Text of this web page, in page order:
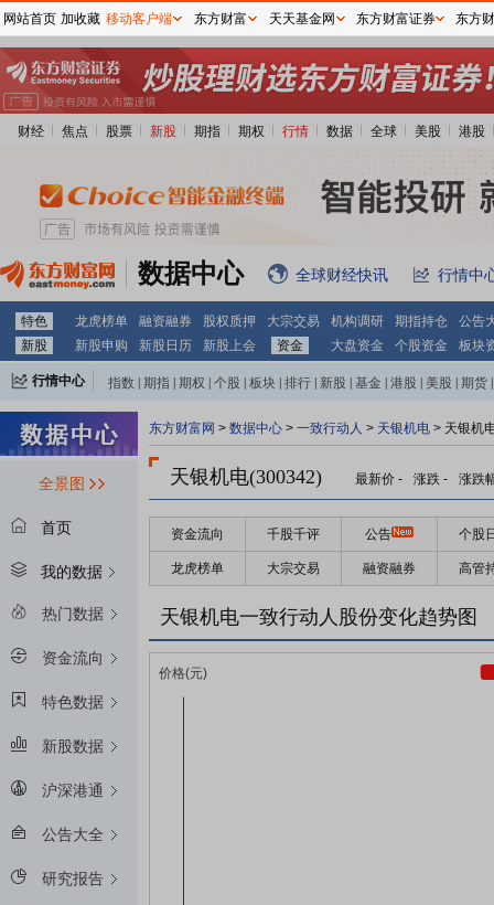
财经 焦点 股票 新股 期指 期权 行情 数据 全球 美股 港股
数据中心 全球财经快讯 行情中
特色 龙虎榜单 融资融券 股权质押 大宗交易 机构调研 期指持仓
公告
新股
新股申购 新股日历 新股上会 资金 大盘资金 个股资金 板块
行情中心 指数 期指 期权 个股 板块 排行 新股 基金 港股 美股 期货
全景图
首页
我的数据
热门数据
资金流向
特色数据
新股数据
沪深港通
公告大全
研究报告
东方财富网 > 数据中心 > 一致行动人 > 天银机电 > 天银机
天银机电(300342) 最新价 - 涨跌 - 涨跌
资金流向 千股千评 公告 个股
龙虎榜单 大宗交易 融资融券 高管
天银机电一致行动人股份变化趋势图
网站首页 加收藏 移动客户端 东方财富 天天基金网 东方财富证券 东方